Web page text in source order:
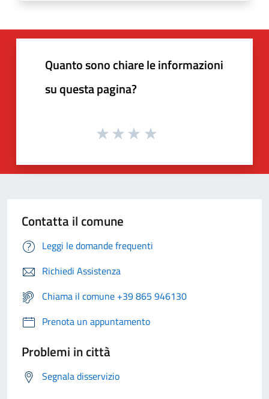
Quanto sono chiare le informazioni
su questa pagina?
Contatta il comune
Leggi le domande frequenti
Richiedi Assistenza
Chiama il comune +39 865 946130
Prenota un appuntamento
Problemi in città
Segnala disservizio